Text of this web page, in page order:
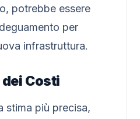
potrebbe essere
per
infrastruttura.
Costi
stima più precisa,